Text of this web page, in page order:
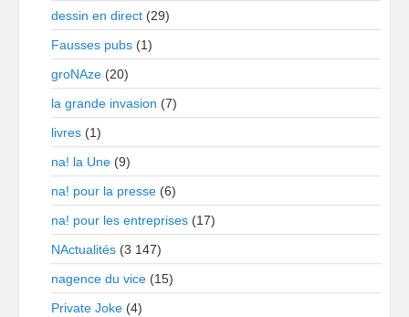
dessin en direct (29)
Fausses pubs (1)
groNAze (20)
la grande invasion (7)
livres (1)
na! la Une (9)
na! pour la presse (6)
na! pour les entreprises (17)
NActualités (3 147)
nagence du vice (15)
Private Joke (4)